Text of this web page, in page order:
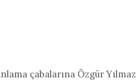
çabalarına Özgür Yılmaz